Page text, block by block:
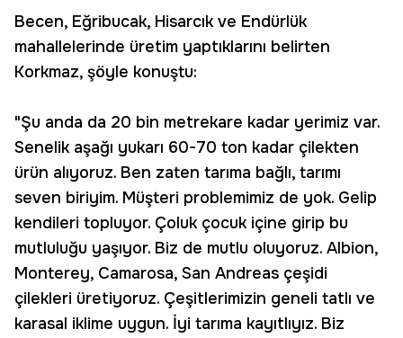
Becen, Eğribucak, Hisarcık ve Endürlük
mahallelerinde üretim yaptıklarını belirten
Korkmaz, şöyle konuştu:
"Şu anda da 20 bin metrekare kadar yerimiz var.
Senelik aşağı yukarı 60-70 ton kadar çilekten
ürün alıyoruz. Ben zaten tarıma bağlı, tarımı
seven biriyim. Müşteri problemimiz de yok. Gelip
kendileri topluyor. Çoluk çocuk içine girip bu
mutluluğu yaşıyor. Biz de mutlu oluyoruz. Albion,
Monterey, Camarosa, San Andreas çeşidi
çilekleri üretiyoruz. Çeşitlerimizin geneli tatlı ve
karasal iklime uygun. İyi tarıma kayıtlıyız. Biz